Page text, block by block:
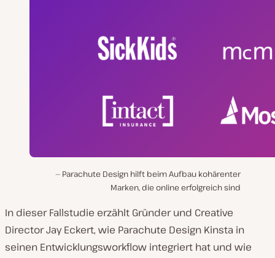
Parachute Design hilft beim Aufbau kohärenter
Marken, die online erfolgreich sind
In dieser Fallstudie erzählt Gründer und Creative
Director Jay Eckert, wie Parachute Design Kinsta in
seinen Entwicklungsworkflow integriert hat und wie